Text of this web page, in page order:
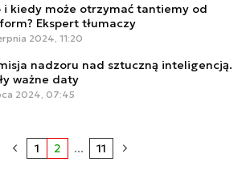
i kiedy może otrzymać tantiemy od
Ekspert tłumaczy
2024, 11:20
nadzoru nad sztuczną inteligencją.
ważne daty
2024, 07:45
1 2 ... 11